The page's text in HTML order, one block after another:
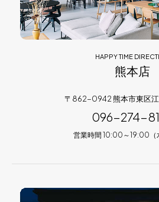
HAPPY TIME
熊本店
〒862-0942 熊本市東区
096-274-
営業時間 10:00～19:00（